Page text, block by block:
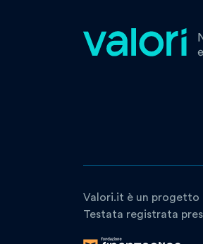
Valori.it è un progetto
Testata registrata